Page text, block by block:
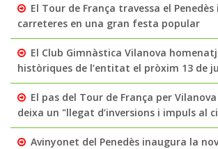
El Tour de França travessa el
carreteres en una gran festa popular
El Club Gimnàstica Vilanova
històriques de l’entitat el pròxim 13 de
El pas del Tour de França per
deixa un "llegat d’inversions i impuls al
Avinyonet del Penedès inaugura la